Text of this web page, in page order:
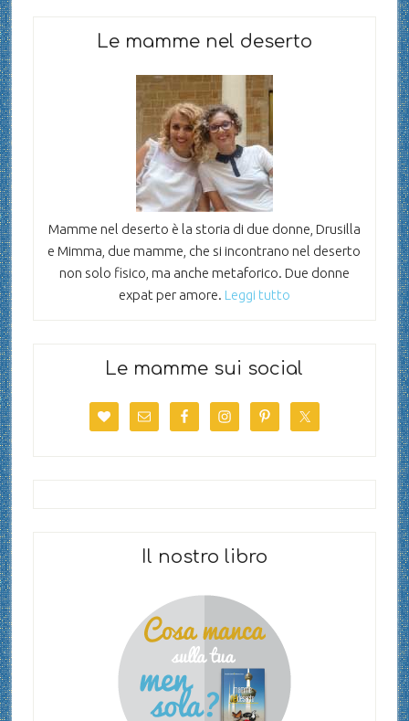
Le mamme nel deserto
Mamme nel deserto è la storia di due donne, Drusilla
e Mimma, due mamme, che si incontrano nel deserto
non solo fisico, ma anche metaforico. Due donne
expat per amore. Leggi tutto
Le mamme sui social
Il nostro libro